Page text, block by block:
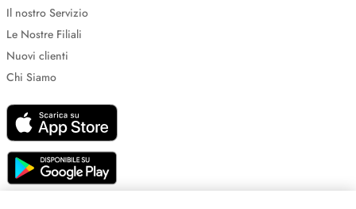
Il nostro Servizio
Le Nostre Filiali
Nuovi clienti
Chi Siamo